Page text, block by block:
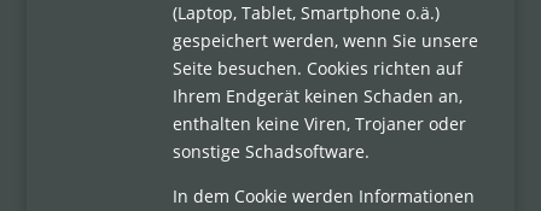
(Laptop, Tablet, Smartphone o.ä.)
gespeichert werden, wenn Sie unsere
Seite besuchen. Cookies richten auf
Ihrem Endgerät keinen Schaden an,
enthalten keine Viren, Trojaner oder
sonstige Schadsoftware.
In dem Cookie werden Informationen